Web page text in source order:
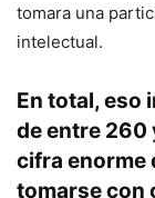
tomara una
intelectual.
En total, eso
de entre 260
cifra enorme
tomarse con